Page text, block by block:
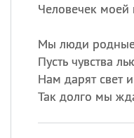
Человечек моей
Мы люди
Пусть чувства
Нам дарят свет
Так долго мы